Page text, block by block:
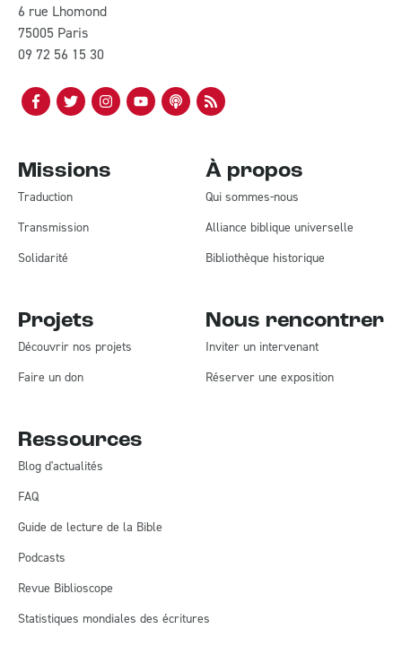
6 rue Lhomond
75005 Paris
09 72 56 15 30
Missions
Traduction
Transmission
Solidarité
Projets
Découvrir nos projets
Faire un don
À propos
Qui sommes-nous
Alliance biblique universelle
Bibliothèque historique
Nous rencontrer
Inviter un intervenant
Réserver une exposition
Ressources
Blog d'actualités
FAQ
Guide de lecture de la Bible
Podcasts
Revue Biblioscope
Statistiques mondiales des écritures